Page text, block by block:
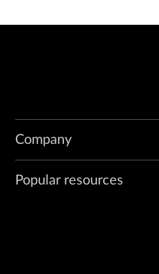
Company
Popular resources